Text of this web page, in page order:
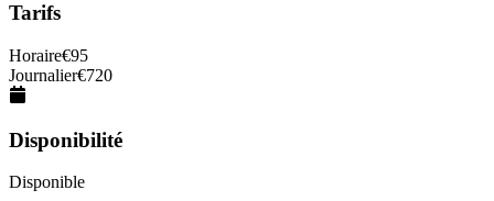
Tarifs
Horaire€95
Journalier€720
Disponibilité
Disponible